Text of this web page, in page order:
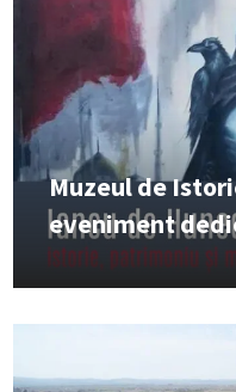
Muzeul de
eveniment